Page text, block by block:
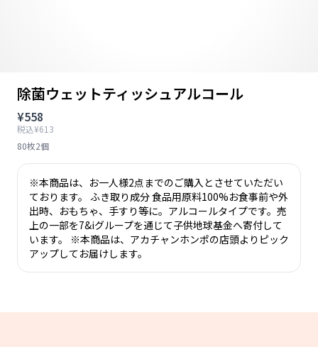
除菌ウェットティッシュアルコール
¥558
税込¥613
80枚2個
※本商品は、お一人様2点までのご購入とさせていただい
ております。 ふき取り成分 食品用原料100%お食事前や外
出時、おもちゃ、手すり等に。アルコールタイプです。売
上の一部を7&iグループを通じて子供地球基金へ寄付して
います。 ※本商品は、アカチャンホンポの店頭よりピック
アップしてお届けします。